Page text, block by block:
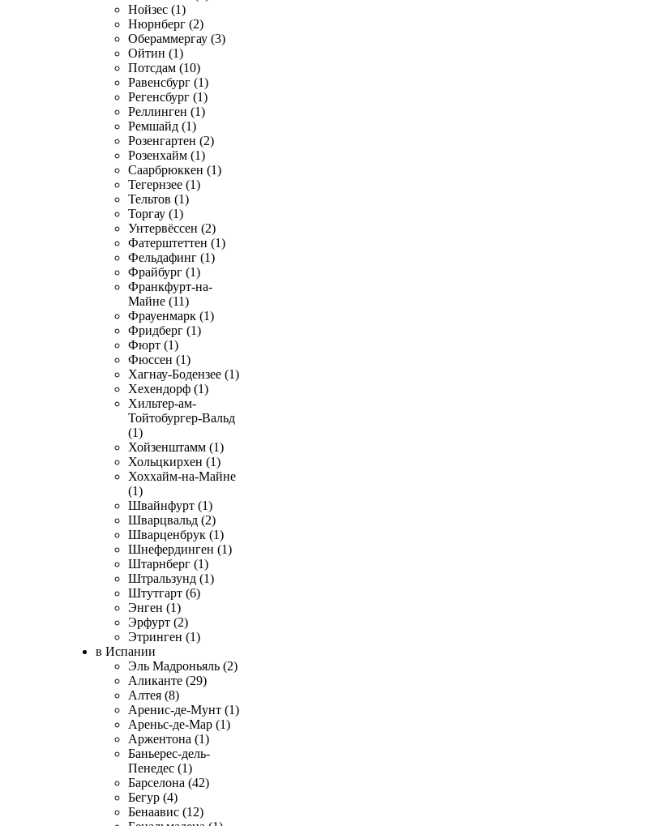
Нойзес (1)
Нюрнберг (2)
Обераммергау (3)
Ойтин (1)
Потсдам (10)
Равенсбург (1)
Регенсбург (1)
Реллинген (1)
Ремшайд (1)
Розенгартен (2)
Розенхайм (1)
Саарбрюккен (1)
Тегернзее (1)
Тельтов (1)
Торгау (1)
Унтервёссен (2)
Фатерштеттен (1)
Фельдафинг (1)
Фрайбург (1)
Франкфурт-на-
Майне (11)
Фрауенмарк (1)
Фридберг (1)
Фюрт (1)
Фюссен (1)
Хагнау-Бодензее (1)
Хехендорф (1)
Хильтер-ам-
Тойтобургер-Вальд
(1)
Хойзенштамм (1)
Хольцкирхен (1)
Хоххайм-на-Майне
(1)
Швайнфурт (1)
Шварцвальд (2)
Шварценбрук (1)
Шнефердинген (1)
Штарнберг (1)
Штральзунд (1)
Штутгарт (6)
Энген (1)
Эрфурт (2)
Этринген (1)
в Испании
Эль Мадроньяль (2)
Аликанте (29)
Алтея (8)
Аренис-де-Мунт (1)
Ареньс-де-Мар (1)
Аржентона (1)
Баньерес-дель-
Пенедес (1)
Барселона (42)
Бегур (4)
Бенаавис (12)